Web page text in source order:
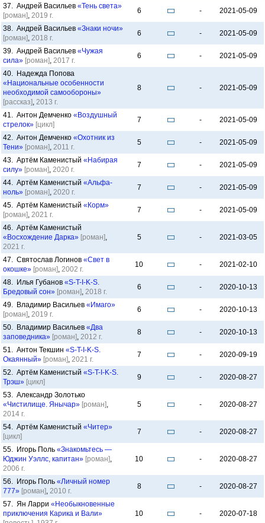
37. Андрей Васильев «Тень света»
[роман], 2019 г.
6 - 2021-05-09
38. Андрей Васильев «Знаки ночи»
[роман], 2018 г.
6 - 2021-05-09
39. Андрей Васильев «Чужая
сила» [роман], 2017 г.
6 - 2021-05-09
40. Надежда Попова
«Национальные особенности
необходимой самообороны»
[рассказ], 2013 г.
8 - 2021-05-09
41. Антон Демченко «Воздушный
стрелок» [цикл]
7 - 2021-05-09
42. Антон Демченко «Охотник из
Тени» [роман], 2011 г.
5 - 2021-05-09
43. Артём Каменистый «Набирая
силу» [роман], 2020 г.
7 - 2021-05-09
44. Артём Каменистый «Альфа-
ноль» [роман], 2020 г.
7 - 2021-05-09
45. Артём Каменистый «Корм»
[роман], 2021 г.
7 - 2021-05-09
46. Артём Каменистый
«Восхождение Дарка» [роман],
2021 г.
5 - 2021-03-05
47. Святослав Логинов «Свет в
окошке» [роман], 2002 г.
10 - 2021-02-10
48. Илья Губанов «S-T-I-K-S.
Бредовый сон» [роман], 2018 г.
6 - 2020-10-13
49. Владимир Васильев «Имаго»
[роман], 2019 г.
6 - 2020-10-13
50. Владимир Васильев «Два
заповедника» [роман], 2012 г.
8 - 2020-10-13
51. Антон Текшин «S-T-I-K-S.
Окаянный» [роман], 2021 г.
7 - 2020-09-19
52. Артём Каменистый «S-T-I-K-S.
Трэш» [цикл]
9 - 2020-08-27
53. Александр Золотько
«Чистилище. Янычар» [роман],
2014 г.
5 - 2020-08-27
54. Артём Каменистый «Читер»
[цикл]
7 - 2020-08-27
55. Игорь Поль «Знакомьтесь —
Юджин Уэллс, капитан» [роман],
2006 г.
10 - 2020-08-27
56. Игорь Поль «Личный номер
777» [роман], 2010 г.
8 - 2020-08-27
57. Ян Ларри «Необыкновенные
приключения Карика и Вали»
10 - 2020-07-18